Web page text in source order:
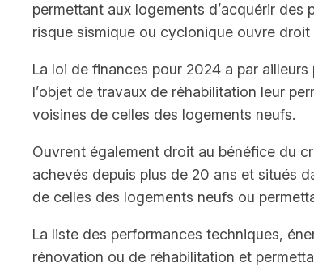
permettant aux logements d’acquérir
risque sismique ou cyclonique ouvre droit
La loi de finances pour 2024 a par
l’objet de travaux de réhabilitation leur
voisines de celles des logements neufs.
Ouvrent également droit au bénéfice du
achevés depuis plus de 20 ans et situés
de celles des logements neufs ou
La liste des performances techniques,
rénovation ou de réhabilitation et